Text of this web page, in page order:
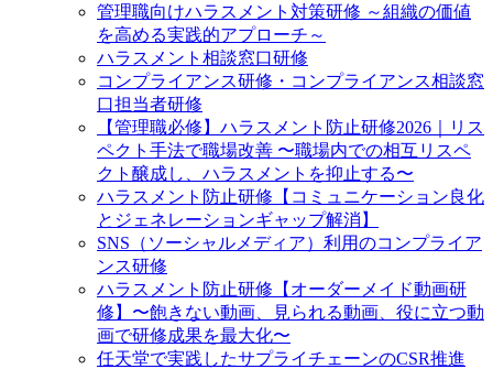
管理職向けハラスメント対策研修 ～組織の価値
を高める実践的アプローチ～
ハラスメント相談窓口研修
コンプライアンス研修・コンプライアンス相談窓
口担当者研修
【管理職必修】ハラスメント防止研修2026｜リス
ペクト手法で職場改善 〜職場内での相互リスペ
クト醸成し、ハラスメントを抑止する〜
ハラスメント防止研修【コミュニケーション良化
とジェネレーションギャップ解消】
SNS（ソーシャルメディア）利用のコンプライア
ンス研修
ハラスメント防止研修【オーダーメイド動画研
修】〜飽きない動画、見られる動画、役に立つ動
画で研修成果を最大化〜
任天堂で実践したサプライチェーンのCSR推進